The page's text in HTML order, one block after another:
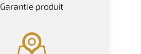
Garantie produit